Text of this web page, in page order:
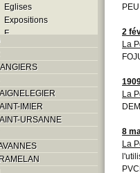
Eglises
Expositions
F
H
I
J
K
M
Monuments historiques
IMIER
URSANNE
2
La
La
8
La